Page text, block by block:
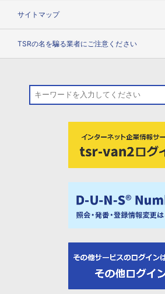
サイトマップ
TSRの名を騙る業者にご注意ください